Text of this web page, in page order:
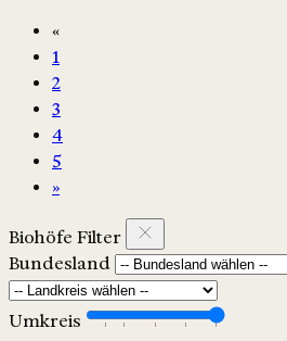
«
1
2
3
4
5
»
Biohöfe Filter
Bundesland
Umkreis